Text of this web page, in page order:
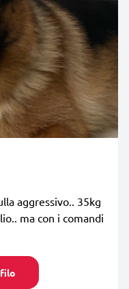
aggressivo.. 35kg
ma con i comandi